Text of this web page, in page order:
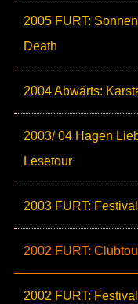
2005 FURT:
Death
2004 Abwärts:
2003/ 04 Hagen
Lesetour
2003 FURT:
2002 FURT:
2002 FURT: